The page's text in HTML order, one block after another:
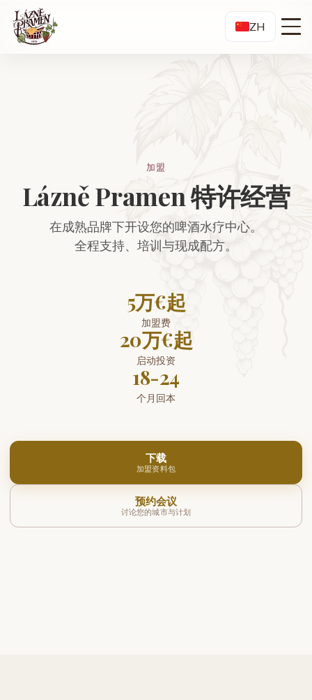
ZH
加盟
Lázně Pramen 特许经营
在成熟品牌下开设您的啤酒水疗中心。
全程支持、培训与现成配方。
5万€起
加盟费
20万€起
启动投资
18-24
个月回本
下载
加盟资料包
预约会议
讨论您的城市与计划